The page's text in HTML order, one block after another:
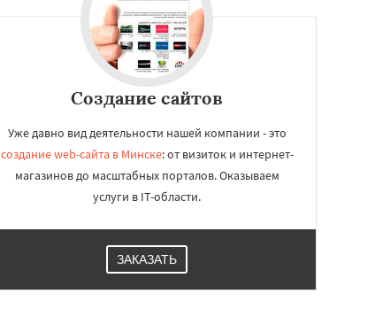
Создание сайтов
Уже давно вид деятельности нашей компании - это
создание web-сайта в Минске: от визиток и интернет-
магазинов до масштабных порталов. Оказываем
услуги в IT-области.
ЗАКАЗАТЬ